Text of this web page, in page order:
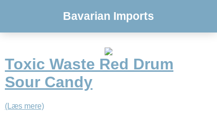
Bavarian Imports
Toxic Waste Red Drum
Sour Candy
(Læs mere)